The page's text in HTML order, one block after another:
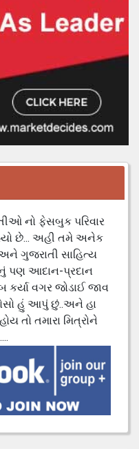
નો ફેસબુક પરિવાર
છે... અહી તમે અનેક
ગુજરાતી સાહિત્ય
નું પણ આદાન-પ્રદાન
કર્યા વગર જોડાઈ જાવ
હું આપું છું..અને હા
તો તમારા મિત્રોને